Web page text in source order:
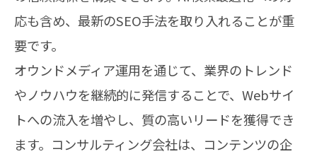
応も含め、最新のSEO手法を取り入れることが重
要です。
オウンドメディア運用を通じて、業界のトレンド
やノウハウを継続的に発信することで、Webサイ
トへの流入を増やし、質の高いリードを獲得でき
ます。コンサルティング会社は、コンテンツの企